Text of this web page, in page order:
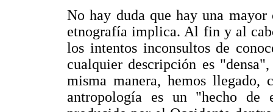
No hay duda que hay una
etnografía implica. Al fin y al
los intentos inconsultos de
cualquier descripción es
misma manera, hemos
antropología es un "hecho de